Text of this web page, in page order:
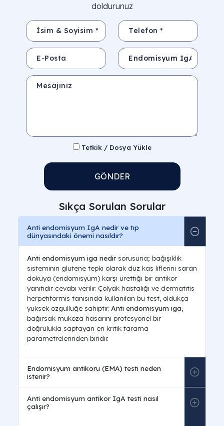
doldurunuz
İsim & Soyisim * Telefon *
E-Posta Konu
Mesajınız
Tetkik / Dosya Yükle
GÖNDER